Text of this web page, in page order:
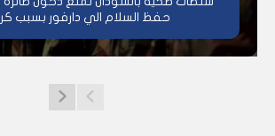
حفظ السلام الي دارفور بسبب